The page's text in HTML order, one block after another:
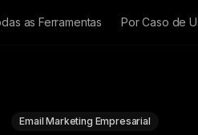
as Ferramentas Por Caso de
Email Marketing Empresarial